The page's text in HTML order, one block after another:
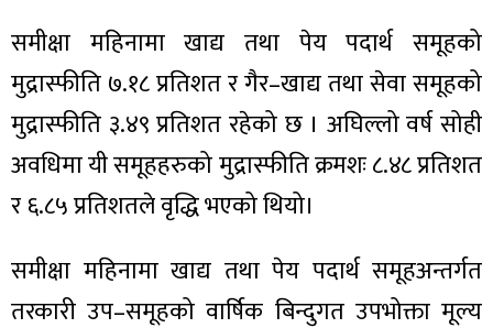
समीक्षा महिनामा खाद्य तथा पेय पदार्थ समूहको
मुद्रास्फीति ७.१८ प्रतिशत र गैर–खाद्य तथा सेवा समूहको
मुद्रास्फीति ३.४९ प्रतिशत रहेको छ । अघिल्लो वर्ष सोही
अवधिमा यी समूहहरुको मुद्रास्फीति क्रमशः ८.४८ प्रतिशत
र ६.८५ प्रतिशतले वृद्धि भएको थियो।
समीक्षा महिनामा खाद्य तथा पेय पदार्थ समूहअन्तर्गत
तरकारी उप–समूहको वार्षिक बिन्दुगत उपभोक्ता मूल्य